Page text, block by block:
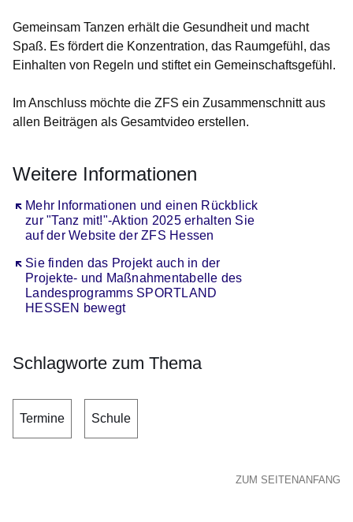
Gemeinsam Tanzen erhält die Gesundheit und macht
Spaß. Es fördert die Konzentration, das Raumgefühl, das
Einhalten von Regeln und stiftet ein Gemeinschaftsgefühl.
Im Anschluss möchte die ZFS ein Zusammenschnitt aus
allen Beiträgen als Gesamtvideo erstellen.
Weitere Informationen
Mehr Informationen und einen Rückblick
zur "Tanz mit!"-Aktion 2025 erhalten Sie
auf der Website der ZFS Hessen
Öffnet sich in einem neuen Fenster
Sie finden das Projekt auch in der
Projekte- und Maßnahmentabelle des
Landesprogramms SPORTLAND
HESSEN bewegt
Öffnet sich in einem neuen Fenster
Schlagworte zum Thema
Termine Schule
ZUM SEITENANFANG